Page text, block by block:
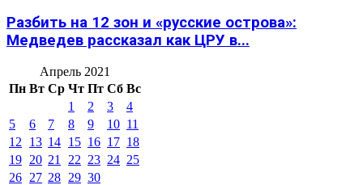
Разбить на 12 зон и «русские острова»:
Медведев рассказал как ЦРУ в...
Апрель 2021
Пн Вт Ср Чт Пт Сб Вс
1
2 3
4
5
6 7 8 9 10 11
12
13 14 15 16 17 18
19 20 21 22 23 24 25
26 27 28 29 30